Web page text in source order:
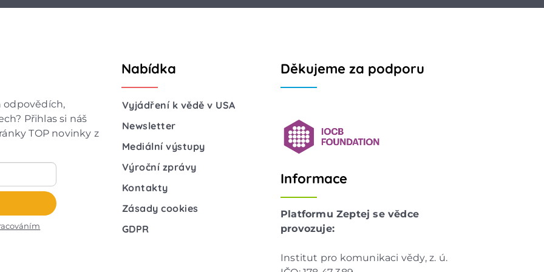
odpovědích,
Přihlas si náš
TOP novinky z
Nabídka
Vyjádření k vědě v USA
Newsletter
Mediální výstupy
Výroční zprávy
Kontakty
Zásady cookies
GDPR
Děkujeme za podporu
Informace
Platformu Zeptej se vědce
provozuje:
Institut pro komunikaci vědy, z. ú.